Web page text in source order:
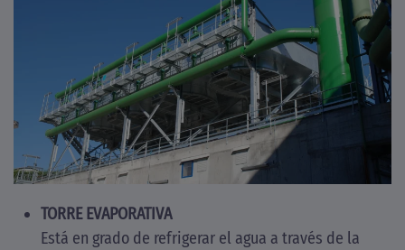
TORRE EVAPORATIVA
Está en grado de refrigerar el agua a través de la